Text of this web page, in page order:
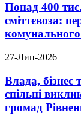
Понад 400
сміттєвоза:
27-Лип-2026
Влада, бізнес
спільні
громад